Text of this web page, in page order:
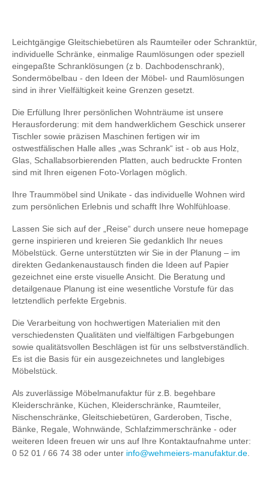
Leichtgängige Gleitschiebetüren als Raumteiler oder Schranktür,
individuelle Schränke, einmalige Raumlösungen oder speziell
eingepaßte Schranklösungen (z b. Dachbodenschrank),
Sondermöbelbau - den Ideen der Möbel- und Raumlösungen
sind in ihrer Vielfältigkeit keine Grenzen gesetzt.
Die Erfüllung Ihrer persönlichen Wohnträume ist unsere
Herausforderung: mit dem handwerklichem Geschick unserer
Tischler sowie präzisen Maschinen fertigen wir im
ostwestfälischen Halle alles „was Schrank“ ist - ob aus Holz,
Glas, Schallabsorbierenden Platten, auch bedruckte Fronten
sind mit Ihren eigenen Foto-Vorlagen möglich.
Ihre Traummöbel sind Unikate - das individuelle Wohnen wird
zum persönlichen Erlebnis und schafft Ihre Wohlfühloase.
Lassen Sie sich auf der „Reise“ durch unsere neue homepage
gerne inspirieren und kreieren Sie gedanklich Ihr neues
Möbelstück. Gerne unterstützten wir Sie in der Planung – im
direkten Gedankenaustausch finden die Ideen auf Papier
gezeichnet eine erste visuelle Ansicht. Die Beratung und
detailgenaue Planung ist eine wesentliche Vorstufe für das
letztendlich perfekte Ergebnis.
Die Verarbeitung von hochwertigen Materialien mit den
verschiedensten Qualitäten und vielfältigen Farbgebungen
sowie qualitätsvollen Beschlägen ist für uns selbstverständlich.
Es ist die Basis für ein ausgezeichnetes und langlebiges
Möbelstück.
Als zuverlässige Möbelmanufaktur für z.B. begehbare
Kleiderschränke, Küchen, Kleiderschränke, Raumteiler,
Nischenschränke, Gleitschiebetüren, Garderoben, Tische,
Bänke, Regale, Wohnwände, Schlafzimmerschränke - oder
weiteren Ideen freuen wir uns auf Ihre Kontaktaufnahme unter:
0 52 01 / 66 74 38 oder unter info@wehmeiers-manufaktur.de.